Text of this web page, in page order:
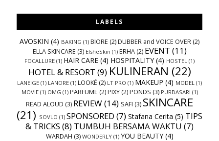
LABELS
AVOSKIN (4) BAKING (1) BIORE (2)DUBBER and VOICE OVER (2)
ELLA SKINCARE (3) ElsheSkin (1) ERHA (2) EVENT (11)
FOCALLURE (1) HAIR CARE (4) HOSPITALITY (4) HOSTEL (1)
HOTEL & RESORT (9) KULINERAN (22)
LANEIGE (1) LANORE (1) LOOKÉ (2) LT PRO (1) MAKEUP (4) MODEL (1)
MOVIE (1) OMG (1) PARFUME (2) PIXY (2) PONDS (3) PURBASARI (1)
READ ALOUD (3) REVIEW(14) SAFI (3) SKINCARE
(21) SOVLO (1) SPONSORED (7) Stafana Cerita (5) TIPS
& TRICKS (8) TUMBUH BERSAMA WAKTU (7)
WARDAH (3) WONDERLY (1) YOU BEAUTY (4)